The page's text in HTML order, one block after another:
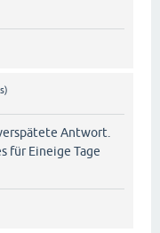
Antwort.
für Eineige Tage